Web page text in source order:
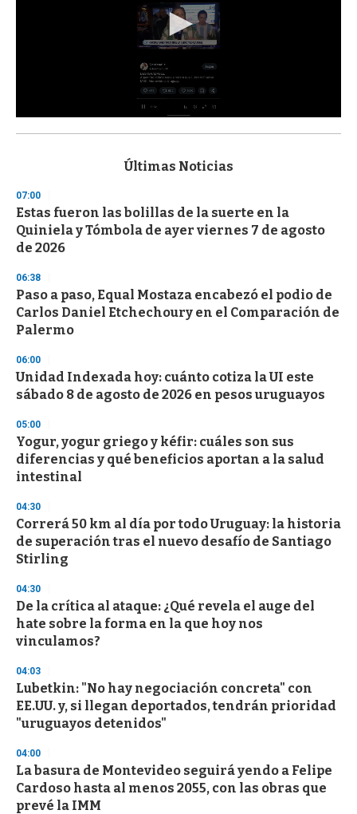
s
d
s
o
f
3
s
e
c
o
n
Últimas Noticias
07:00
Estas fueron las bolillas de la suerte en la
Quiniela y Tómbola de ayer viernes 7 de agosto
de 2026
06:38
Paso a paso, Equal Mostaza encabezó el podio de
Carlos Daniel Etchechoury en el Comparación de
Palermo
06:00
Unidad Indexada hoy: cuánto cotiza la UI este
sábado 8 de agosto de 2026 en pesos uruguayos
05:00
Yogur, yogur griego y kéfir: cuáles son sus
diferencias y qué beneficios aportan a la salud
intestinal
04:30
Correrá 50 km al día por todo Uruguay: la historia
de superación tras el nuevo desafío de Santiago
Stirling
04:30
De la crítica al ataque: ¿Qué revela el auge del
hate sobre la forma en la que hoy nos
vinculamos?
04:03
Lubetkin: "No hay negociación concreta" con
EE.UU. y, si llegan deportados, tendrán prioridad
"uruguayos detenidos"
04:00
La basura de Montevideo seguirá yendo a Felipe
Cardoso hasta al menos 2055, con las obras que
prevé la IMM